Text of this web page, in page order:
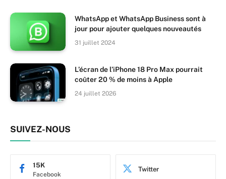
WhatsApp et WhatsApp Business sont à
jour pour ajouter quelques nouveautés
31 juillet 2024
L’écran de l’iPhone 18 Pro Max pourrait
coûter 20 % de moins à Apple
24 juillet 2026
SUIVEZ-NOUS
Facebook
15K Twitter